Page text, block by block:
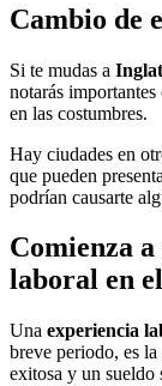
Cambio de
Si te mudas a
notarás
en las costumbres.
Hay ciudades en
que pueden
podrían causarte
Comienza
laboral en
Una experiencia
breve periodo, es
exitosa y un sueldo